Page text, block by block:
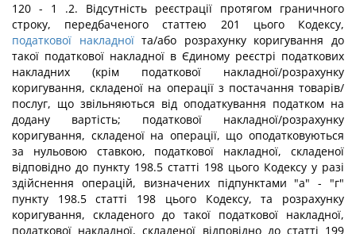
120 - 1 .2. Відсутність реєстрації протягом граничного
строку, передбаченого статтею 201 цього Кодексу,
податкової накладноїта/або розрахунку коригування до
такої податкової накладної в Єдиному реєстрі податкових
накладних (крім податкової накладної/розрахунку
коригування, складеної на операції з постачання товарів/
послуг, що звільняються від оподаткування податком на
додану вартість; податкової накладної/розрахунку
коригування, складеної на операції, що оподатковуються
за нульовою ставкою, податкової накладної, складеної
відповідно до пункту 198.5 статті 198 цього Кодексу у разі
здійснення операцій, визначених підпунктами "а" - "г"
пункту 198.5 статті 198 цього Кодексу, та розрахунку
коригування, складеного до такої податкової накладної,
податкової накладної, складеної відповідно до статті 199